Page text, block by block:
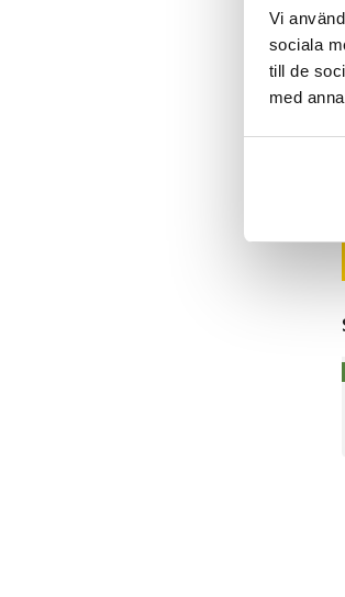
Vi
sociala
till de
med